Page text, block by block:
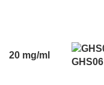
20 mg/ml
GHS06